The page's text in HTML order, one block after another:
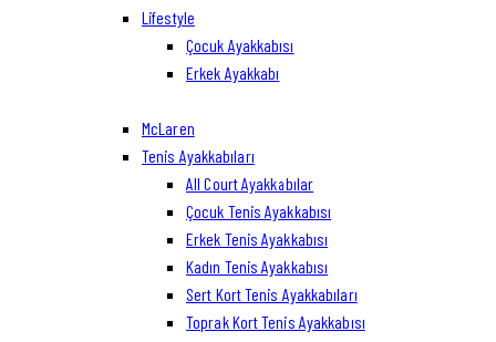
Lifestyle
Çocuk Ayakkabısı
Erkek Ayakkabı
McLaren
Tenis Ayakkabıları
All Court Ayakkabılar
Çocuk Tenis Ayakkabısı
Erkek Tenis Ayakkabısı
Kadın Tenis Ayakkabısı
Sert Kort Tenis Ayakkabıları
Toprak Kort Tenis Ayakkabısı